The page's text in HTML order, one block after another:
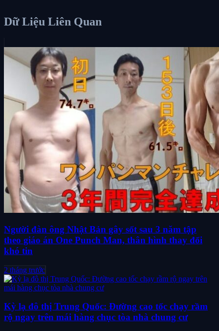
Dữ Liệu Liên Quan
Người đàn ông Nhật Bản gây sốt sau 3 năm tập
theo giáo án One Punch Man, thân hình thay đổi
khó tin
2 tháng trước
Kỳ lạ đô thị Trung Quốc: Đường cao tốc chạy rầm
rộ ngay trên mái hàng chục tòa nhà chung cư